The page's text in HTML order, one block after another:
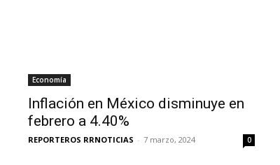
Economía
Inflación en México disminuye en
febrero a 4.40%
REPORTEROS RRNOTICIAS - 7 marzo, 2024 0